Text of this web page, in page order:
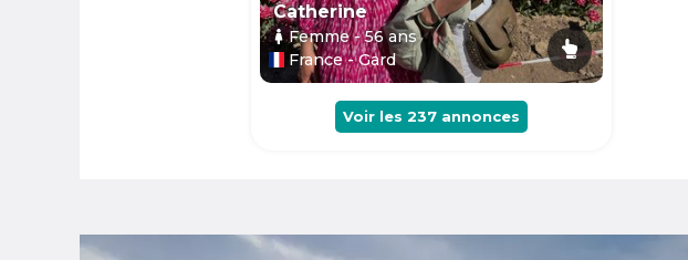
Catherine
Femme- 56ans
France - Gard
Voir les 237 annonces